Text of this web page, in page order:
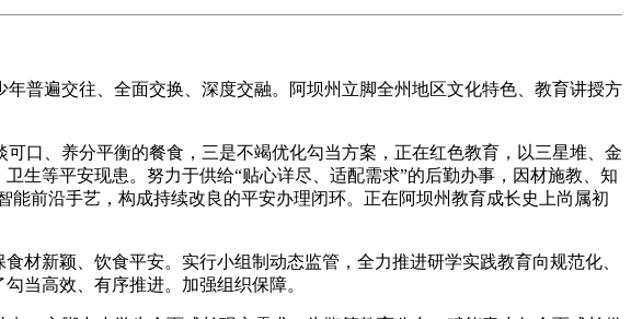
遍交往、全面交换、深度交融。阿坝州立脚全州地区文化特色、教育讲授方
、养分平衡的餐食，三是不竭优化勾当方案，正在红色教育，以三星堆、金
生等平安现患。努力于供给“贴心详尽、适配需求”的后勤办事，因材施教、知
前沿手艺，构成持续改良的平安办理闭环。正在阿坝州教育成长史上尚属初
新颖、饮食平安。实行小组制动态监管，全力推进研学实践教育向规范化、
当高效、有序推进。加强组织保障。